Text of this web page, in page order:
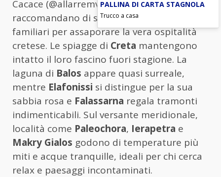
Cacace (@allarremviaggio), che
raccomandano di scegliere taverne
familiari per assaporare la vera ospitalità
cretese. Le spiagge di Creta mantengono
intatto il loro fascino fuori stagione. La
laguna di Balos appare quasi surreale,
mentre Elafonissi si distingue per la sua
sabbia rosa e Falassarna regala tramonti
indimenticabili. Sul versante meridionale,
località come Paleochora, Ierapetra e
Makry Gialos godono di temperature più
miti e acque tranquille, ideali per chi cerca
relax e paesaggi incontaminati.
PALLINA DI CARTA STAGNOLA
Trucco a casa